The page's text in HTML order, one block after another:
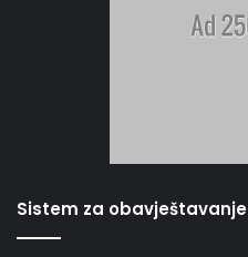
Sistem za obavještavanje